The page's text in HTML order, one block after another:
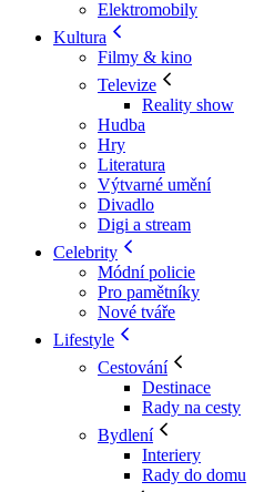
Elektromobily
Kultura
Filmy & kino
Televize
Reality show
Hudba
Hry
Literatura
Výtvarné umění
Divadlo
Digi a stream
Celebrity
Módní policie
Pro pamětníky
Nové tváře
Lifestyle
Cestování
Destinace
Rady na cesty
Bydlení
Interiery
Rady do domu